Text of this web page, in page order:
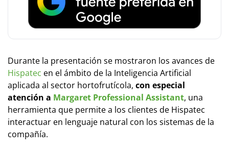
Durante la presentación se mostraron los avances de
Hispatec en el ámbito de la Inteligencia Artificial
aplicada al sector hortofrutícola, con especial
atención a Margaret Professional Assistant, una
herramienta que permite a los clientes de Hispatec
interactuar en lenguaje natural con los sistemas de la
compañía.